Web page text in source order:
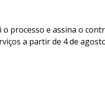
o processo e assina o
a partir de 4 de